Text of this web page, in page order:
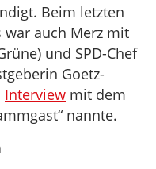
Beim letzten
war auch Merz mit
und SPD-Chef
Goetz-
Interview mit dem
nannte.